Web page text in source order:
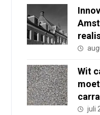
Wit
juli